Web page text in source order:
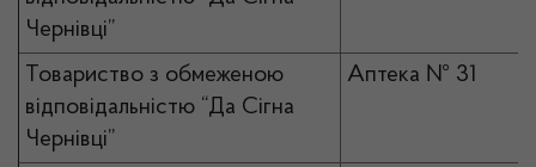
Чернівці”
Товариство з обмеженою
відповідальністю “Да Сігна
Чернівці”
Аптека № 31